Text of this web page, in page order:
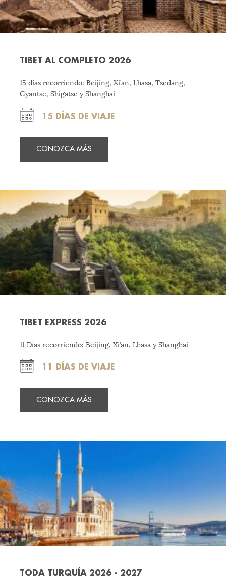
TIBET AL COMPLETO 2026
15 días recorriendo: Beijing, Xi’an, Lhasa, Tsedang,
Gyantse, Shigatse y Shanghai
15 DÍAS DE VIAJE
CONOZCA MÁS
TIBET EXPRESS 2026
11 Días recorriendo: Beijing, Xi’an, Lhasa y Shanghai
11 DÍAS DE VIAJE
CONOZCA MÁS
TODA TURQUÍA 2026 - 2027